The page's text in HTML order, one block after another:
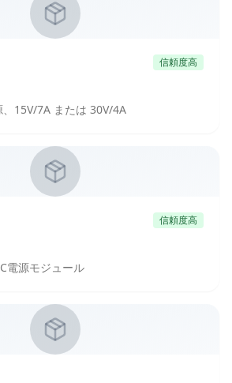
信頼度高
15V/7A または 30V/4A
信頼度高
電源モジュール